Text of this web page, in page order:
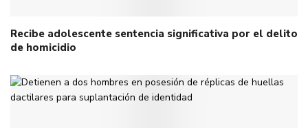
Recibe adolescente sentencia significativa por el delito
de homicidio